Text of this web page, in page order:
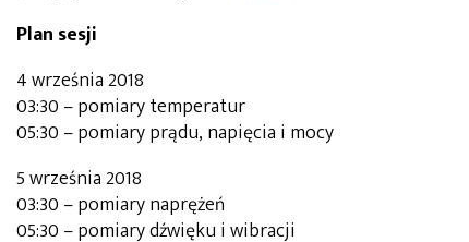
Plan sesji
4 września 2018
03:30 – pomiary temperatur
05:30 – pomiary prądu, napięcia i mocy
5 września 2018
03:30 – pomiary naprężeń
05:30 – pomiary dźwięku i wibracji